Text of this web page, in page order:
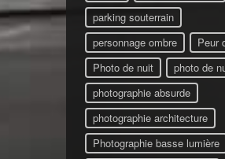
parking souterrain
personnage ombre
Peur
Photo de nuit
photo de
photographie absurde
photographie architecture
Photographie basse lumière